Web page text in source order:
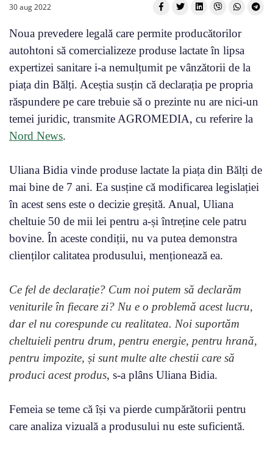
30 aug 2022
Noua prevedere legală care permite producătorilor
autohtoni să comercializeze produse lactate în lipsa
expertizei sanitare i-a nemulțumit pe vânzătorii de la
piața din Bălți. Aceștia susțin că declarația pe propria
răspundere pe care trebuie să o prezinte nu are nici-un
temei juridic, transmite AGROMEDIA, cu referire la
Nord News.
Uliana Bidia vinde produse lactate la piața din Bălți de
mai bine de 7 ani. Ea susține că modificarea legislației
în acest sens este o decizie greșită. Anual, Uliana
cheltuie 50 de mii lei pentru a-și întreține cele patru
bovine. În aceste condiții, nu va putea demonstra
clienților calitatea produsului, menționează ea.
Ce fel de declarație? Cum noi putem să declarăm
veniturile în fiecare zi? Nu e o problemă acest lucru,
dar el nu corespunde cu realitatea. Noi suportăm
cheltuieli pentru drum, pentru energie, pentru hrană,
pentru impozite, și sunt multe alte chestii care să
produci acest produs, s-a plâns Uliana Bidia.
Femeia se teme că își va pierde cumpărătorii pentru
care analiza vizuală a produsului nu este suficientă.